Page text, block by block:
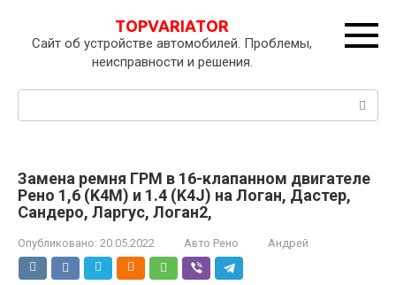
контенту
TOPVARIATOR
Сайт об устройстве автомобилей. Проблемы,
неисправности и решения.
Поиск:
Замена ремня ГРМ в 16-клапанном двигателе
Рено 1,6 (K4M) и 1.4 (K4J) на Логан, Дастер,
Сандеро, Ларгус, Логан2,
Опубликовано: 20.05.2022 Авто Рено Андрей